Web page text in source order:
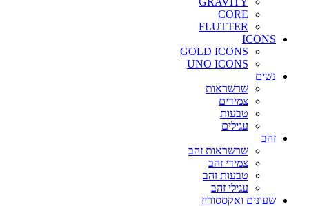
CORE
FLUTTER
ICONS
GOLD ICONS
UNO ICONS
נשים
שרשראות
צמידים
טבעות
עגילים
זהב
שרשראות זהב
צמידי זהב
טבעות זהב
עגילי זהב
שעונים ואקססוריז